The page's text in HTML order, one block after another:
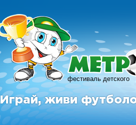
фестиваль детского
Играй, живи